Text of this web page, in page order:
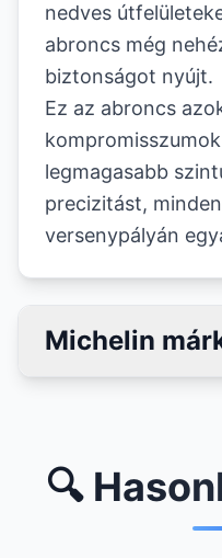
nedves
abroncs még
biztonságot nyújt.
Ez az abroncs
legmagasabb
precizitást,
versenypályán
Michelin
🔍